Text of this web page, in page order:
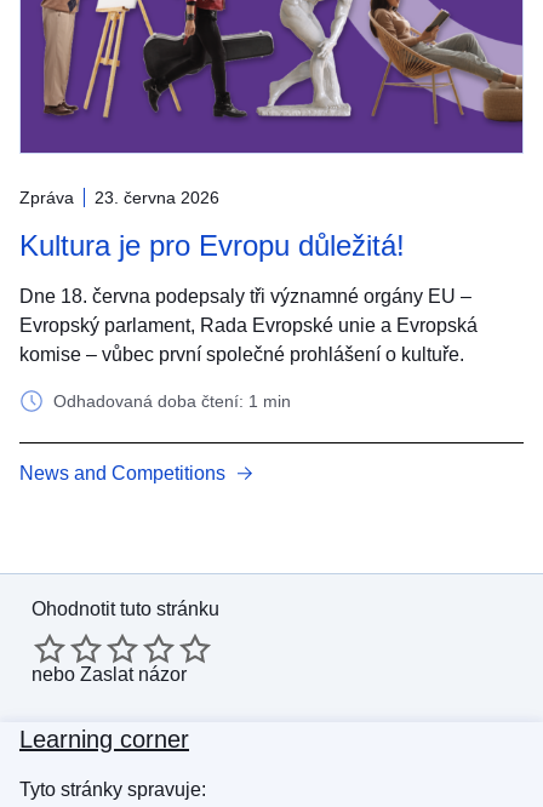
Zpráva 23. června 2026
Kultura je pro Evropu důležitá!
Dne 18. června podepsaly tři významné orgány EU –
Evropský parlament, Rada Evropské unie a Evropská
komise – vůbec první společné prohlášení o kultuře.
Odhadovaná doba čtení: 1 min
News and Competitions
Ohodnotit tuto stránku
nebo Zaslat názor
Learning corner
Tyto stránky spravuje: